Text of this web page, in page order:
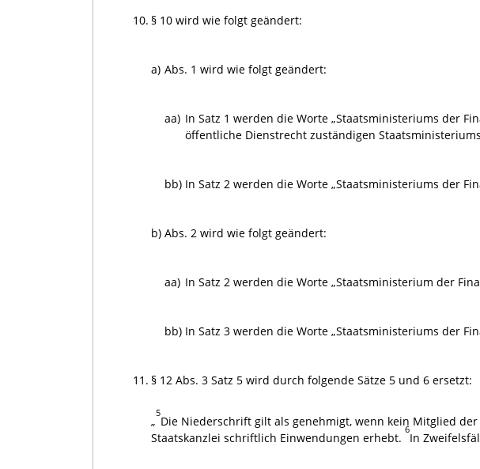
10. § 10 wird wie folgt geändert:
a) Abs. 1 wird wie folgt geändert:
aa) In Satz 1 werden die Worte „Staatsministeriums der
öffentliche Dienstrecht zuständigen
bb) In Satz 2 werden die Worte „Staatsministeriums der
b) Abs. 2 wird wie folgt geändert:
aa) In Satz 2 werden die Worte „Staatsministerium der
bb) In Satz 3 werden die Worte „Staatsministeriums der
11. § 12 Abs. 3 Satz 5 wird durch folgende Sätze 5 und 6 ersetzt:
„
5
Die Niederschrift gilt als genehmigt, wenn kein Mitglied
Staatskanzlei schriftlich Einwendungen erhebt.
6
In